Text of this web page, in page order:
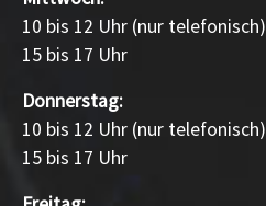
10 bis 12 Uhr (nur telefonisch)
15 bis 17 Uhr
Donnerstag:
10 bis 12 Uhr (nur telefonisch)
15 bis 17 Uhr